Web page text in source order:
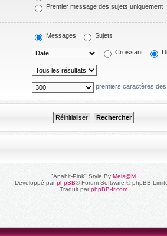
Premier message des sujets uniquement
Messages Sujets
Croissant
premiers caractères
"Anahit-Pink" Style By:Meis@M
Développé par phpBB® Forum Software © phpBB
Traduit parphpBB-fr.com